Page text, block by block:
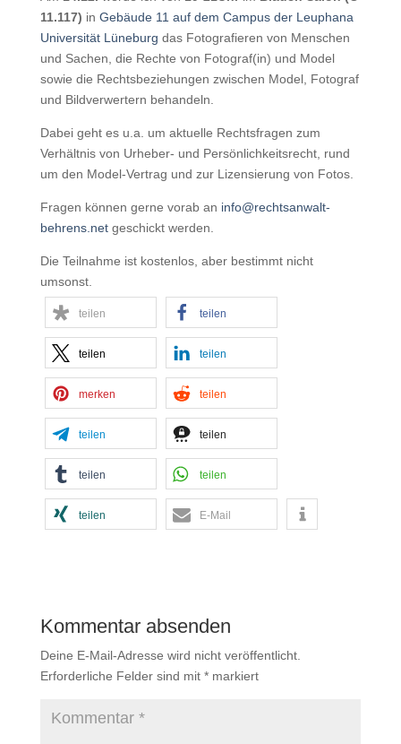
11.117) in Gebäude 11 auf dem Campus der Leuphana
Universität Lüneburg das Fotografieren von Menschen
und Sachen, die Rechte von Fotograf(in) und Model
sowie die Rechtsbeziehungen zwischen Model, Fotograf
und Bildverwertern behandeln.
Dabei geht es u.a. um aktuelle Rechtsfragen zum
Verhältnis von Urheber- und Persönlichkeitsrecht, rund
um den Model-Vertrag und zur Lizensierung von Fotos.
Fragen können gerne vorab an info@rechtsanwalt-
behrens.netgeschickt werden.
Die Teilnahme ist kostenlos, aber bestimmt nicht
umsonst.
teilen teilen
teilen teilen
merken teilen
teilen teilen
teilen teilen
teilen E-Mail
Kommentar absenden
Deine E-Mail-Adresse wird nicht veröffentlicht.
Erforderliche Felder sind mit *markiert